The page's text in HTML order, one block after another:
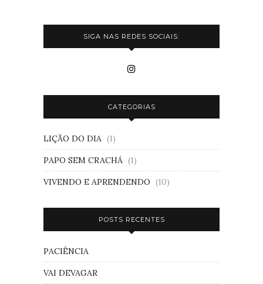
SIGA NAS REDES SOCIAIS:
CATEGORIAS
LIÇÃO DO DIA (1)
PAPO SEM CRACHÁ (1)
VIVENDO E APRENDENDO (10)
POSTS RECENTES
PACIÊNCIA
VAI DEVAGAR